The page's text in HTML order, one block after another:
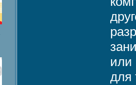
или
для